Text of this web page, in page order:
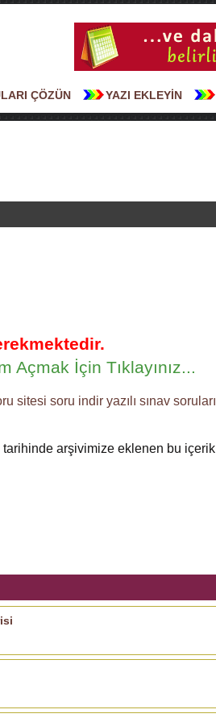
YAZI EKLEYİN
ÇÖZÜN
Açmak İçin Tıklayınız...
sitesi soru indir yazılı sınav soruları
tarihinde arşivimize eklenen bu içerik